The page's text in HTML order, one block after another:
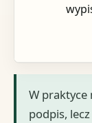
W praktyce
podpis,